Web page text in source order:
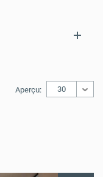
Aperçu: 30